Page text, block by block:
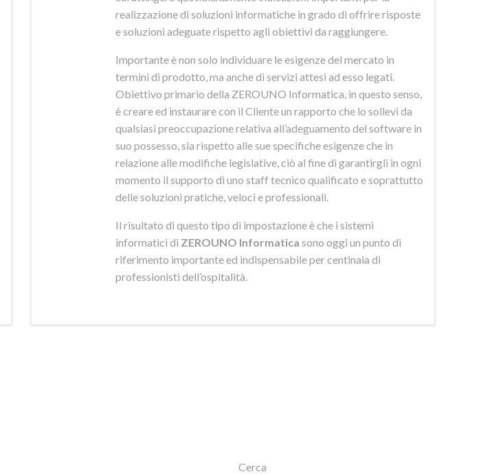
realizzazione di soluzioni informatiche in grado di offrire risposte
e soluzioni adeguate rispetto agli obiettivi da raggiungere.
Importante è non solo individuare le esigenze del mercato in
termini di prodotto, ma anche di servizi attesi ad esso legati.
Obiettivo primario della ZEROUNO Informatica, in questo senso,
è creare ed instaurare con il Cliente un rapporto che lo sollevi da
qualsiasi preoccupazione relativa all’adeguamento del software in
suo possesso, sia rispetto alle sue specifiche esigenze che in
relazione alle modifiche legislative, ciò al fine di garantirgli in ogni
momento il supporto di uno staff tecnico qualificato e soprattutto
delle soluzioni pratiche, veloci e professionali.
Il risultato di questo tipo di impostazione è che i sistemi
informatici di ZEROUNO Informatica sono oggi un punto di
riferimento importante ed indispensabile per centinaia di
professionisti dell’ospitalità.
Cerca